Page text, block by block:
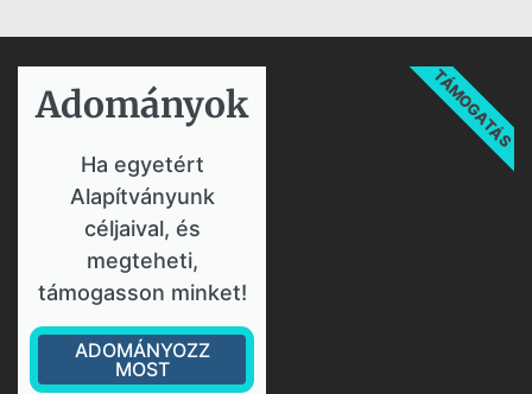
Adományok​
Ha egyetért
Alapítványunk
céljaival, és
megteheti,
támogasson minket!
ADOMÁNYOZZ
MOST
TÁMOGATÁS